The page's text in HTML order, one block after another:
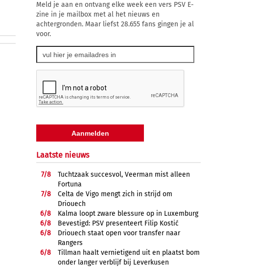
Meld je aan en ontvang elke week een vers PSV E-
zine in je mailbox met al het nieuws en
achtergronden. Maar liefst 28.655 fans gingen je al
voor.
Laatste nieuws
7/8
Tuchtzaak succesvol, Veerman mist alleen
Fortuna
7/8
Celta de Vigo mengt zich in strijd om
Driouech
6/8
Kalma loopt zware blessure op in Luxemburg
6/8
Bevestigd: PSV presenteert Filip Kostić
6/8
Driouech staat open voor transfer naar
Rangers
6/8
Tillman haalt vernietigend uit en plaatst bom
onder langer verblijf bij Leverkusen